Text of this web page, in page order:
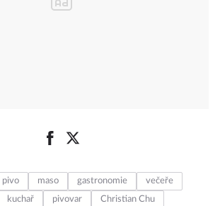
pivo maso gastronomie
večeře
kuchař pivovar
Christian Chu